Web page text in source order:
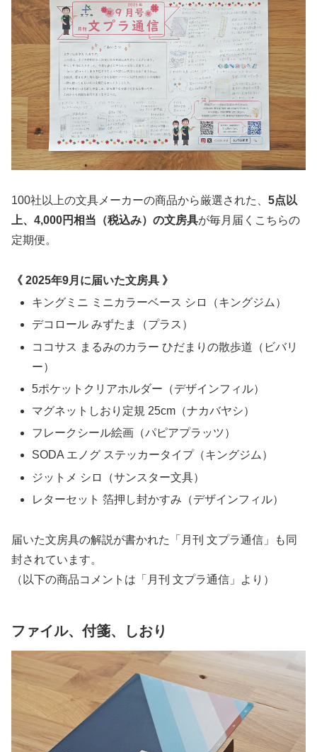
100社以上の文具メーカーの商品から厳選された、 5点以
上、4,000円相当（税込み）の文房具が毎月届くこちらの
定期便。
《 2025年9月に届いた文房具 》
キングミニ ミニカラーベース シロ（キングジム）
デコロール みずたま（プラス）
ココサス まるみのカラー ひだまりの散歩道（ビバリ
ー）
5ポケットクリアホルダー（デザインフィル）
マグネットしおり定規 25cm（ナカバヤシ）
フレークシール絵画（パピアプラッツ）
SODA エノグ ステッカータイプ（キングジム）
ジットメ シロ（サンスター文具）
レターセット 箔押し封かすみ（デザインフィル）
届いた文房具の解説が書かれた「月刊 文プラ通信」も同
封されています。
（以下の商品コメントは「月刊 文プラ通信」より）
ファイル、付箋、しおり